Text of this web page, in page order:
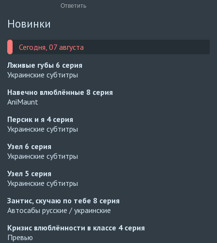
Ответить
Новинки
Сегодня, 07 августа
Лживые губы 6 серия
Украинские субтитры
Навечно влюблённые 8 серия
AniMaunt
Персик и я 4 серия
Украинские субтитры
Узел 6 серия
Украинские субтитры
Узел 5 серия
Украинские субтитры
Зантис, скучаю по тебе 8 серия
Автосабы русские / украинские
Кризис влюблённости в классе 4 серия
Превью